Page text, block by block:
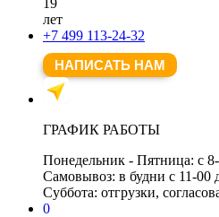
лет
+7 499 113-24-32
НАПИСАТЬ НАМ
ГРАФИК РАБОТЫ
Понедельник - Пятница: с
Самовывоз: в будни с 11-00
Суббота: отгрузки,
0